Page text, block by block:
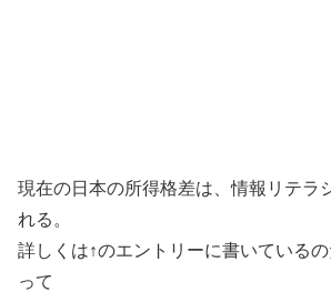
現在の日本の所得格差は、情報リテラ
れる。
詳しくは↑のエントリーに書いている
って